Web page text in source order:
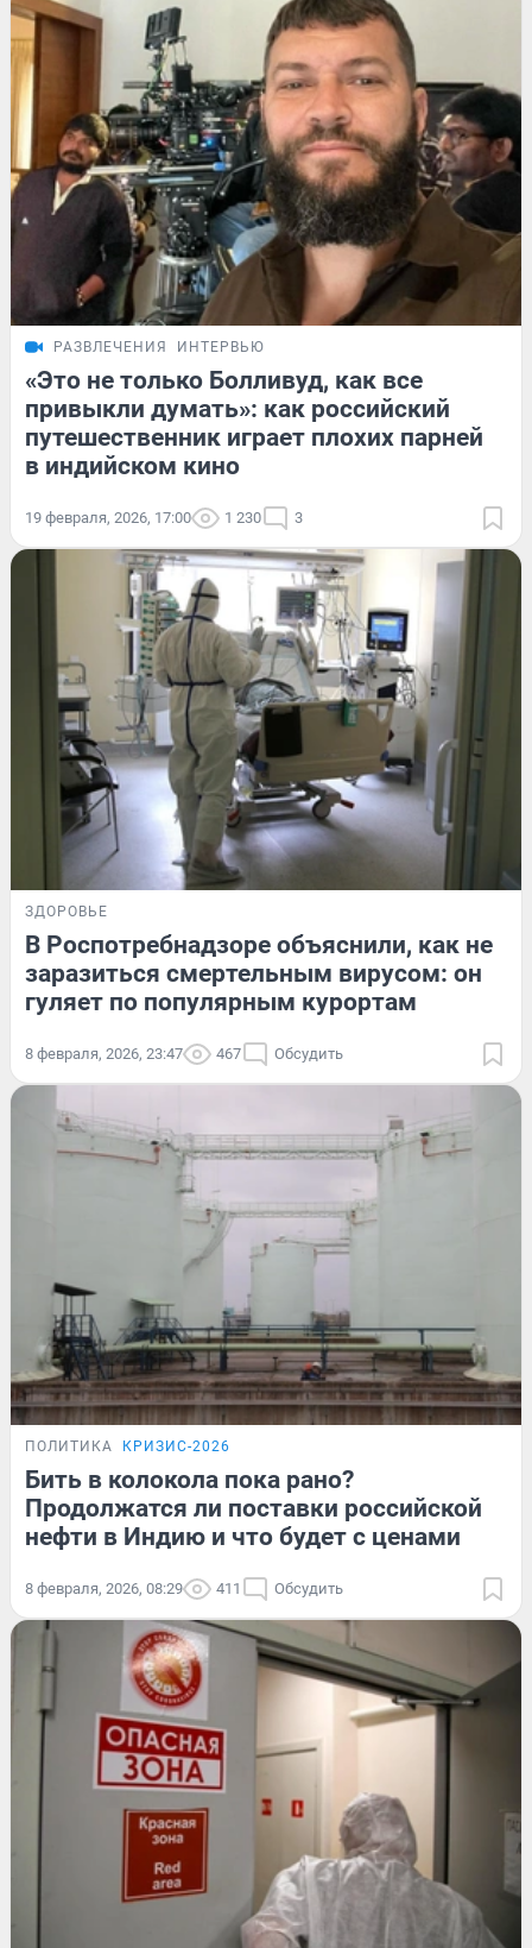
РАЗВЛЕЧЕНИЯ ИНТЕРВЬЮ
«Это не только Болливуд, как все
привыкли думать»: как российский
путешественник играет плохих парней
в индийском кино
19 февраля, 2026, 17:00 1 230 3
ЗДОРОВЬЕ
В Роспотребнадзоре объяснили, как не
заразиться смертельным вирусом: он
гуляет по популярным курортам
8 февраля, 2026, 23:47 467 Обсудить
ПОЛИТИКА КРИЗИС-2026
Бить в колокола пока рано?
Продолжатся ли поставки российской
нефти в Индию и что будет с ценами
8 февраля, 2026, 08:29 411 Обсудить